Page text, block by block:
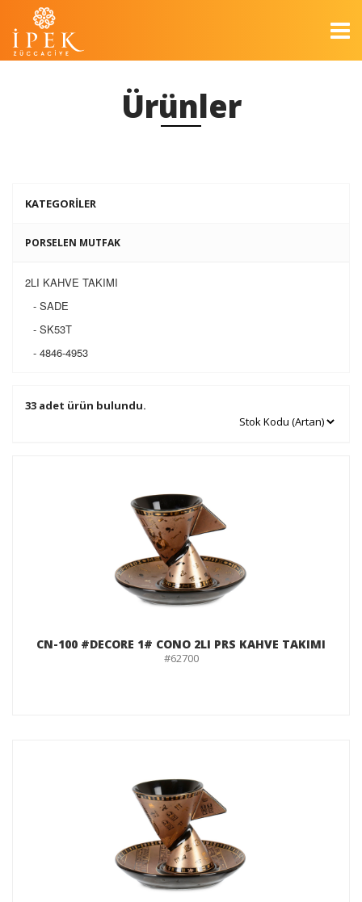
Ürünler
KATEGORİLER
PORSELEN MUTFAK
2LI KAHVE TAKIMI
- SADE
- SK53T
- 4846-4953
33 adet ürün bulundu.
CN-100 #DECORE 1# CONO 2LI PRS KAHVE TAKIMI
#62700